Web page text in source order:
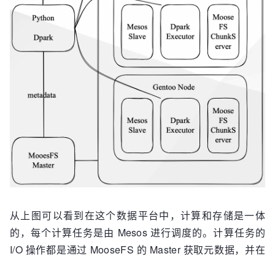
从上图可以看到在这个数据平台中，计算和存储是一体
的，每个计算任务是由 Mesos 进行调度的。计算任务的
I/O 操作都是通过 MooseFS 的 Master 获取元数据，并在